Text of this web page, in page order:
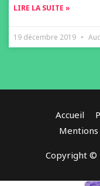
LIRE LA SUITE »
19 décembre 2019
Accueil
Mentions
Copyright ©